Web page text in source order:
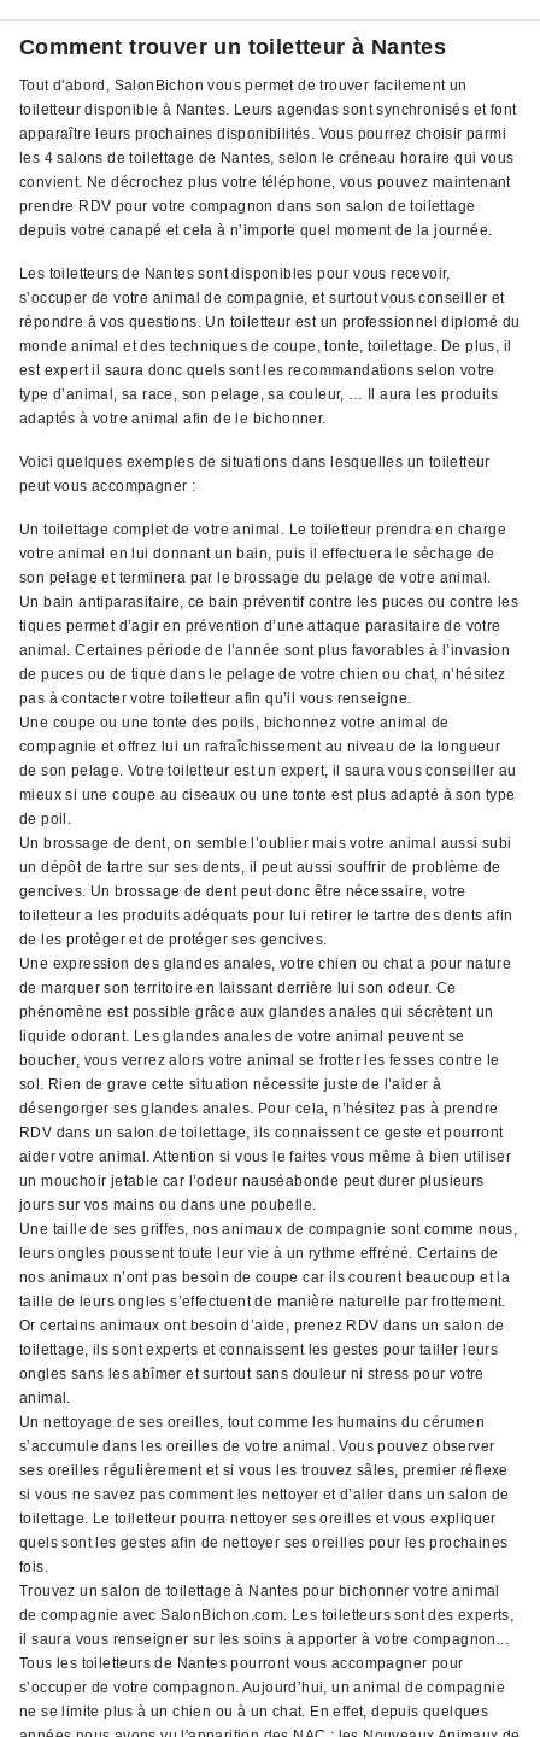
Comment trouver un toiletteur à Nantes
Tout d'abord, SalonBichon vous permet de trouver facilement un
toiletteur disponible à Nantes. Leurs agendas sont synchronisés et font
apparaître leurs prochaines disponibilités. Vous pourrez choisir parmi
les 4 salons de toilettage de Nantes, selon le créneau horaire qui vous
convient. Ne décrochez plus votre téléphone, vous pouvez maintenant
prendre RDV pour votre compagnon dans son salon de toilettage
depuis votre canapé et cela à n’importe quel moment de la journée.
Les toiletteurs de Nantes sont disponibles pour vous recevoir,
s’occuper de votre animal de compagnie, et surtout vous conseiller et
répondre à vos questions. Un toiletteur est un professionnel diplomé du
monde animal et des techniques de coupe, tonte, toilettage. De plus, il
est expert il saura donc quels sont les recommandations selon votre
type d’animal, sa race, son pelage, sa couleur, … Il aura les produits
adaptés à votre animal afin de le bichonner.
Voici quelques exemples de situations dans lesquelles un toiletteur
peut vous accompagner :
Un toilettage complet de votre animal. Le toiletteur prendra en charge
votre animal en lui donnant un bain, puis il effectuera le séchage de
son pelage et terminera par le brossage du pelage de votre animal.
Un bain antiparasitaire, ce bain préventif contre les puces ou contre les
tiques permet d’agir en prévention d’une attaque parasitaire de votre
animal. Certaines période de l’année sont plus favorables à l’invasion
de puces ou de tique dans le pelage de votre chien ou chat, n’hésitez
pas à contacter votre toiletteur afin qu’il vous renseigne.
Une coupe ou une tonte des poils, bichonnez votre animal de
compagnie et offrez lui un rafraîchissement au niveau de la longueur
de son pelage. Votre toiletteur est un expert, il saura vous conseiller au
mieux si une coupe au ciseaux ou une tonte est plus adapté à son type
de poil.
Un brossage de dent, on semble l’oublier mais votre animal aussi subi
un dépôt de tartre sur ses dents, il peut aussi souffrir de problème de
gencives. Un brossage de dent peut donc être nécessaire, votre
toiletteur a les produits adéquats pour lui retirer le tartre des dents afin
de les protéger et de protéger ses gencives.
Une expression des glandes anales, votre chien ou chat a pour nature
de marquer son territoire en laissant derrière lui son odeur. Ce
phénomène est possible grâce aux glandes anales qui sécrètent un
liquide odorant. Les glandes anales de votre animal peuvent se
boucher, vous verrez alors votre animal se frotter les fesses contre le
sol. Rien de grave cette situation nécessite juste de l’aider à
désengorger ses glandes anales. Pour cela, n’hésitez pas à prendre
RDV dans un salon de toilettage, ils connaissent ce geste et pourront
aider votre animal. Attention si vous le faites vous même à bien utiliser
un mouchoir jetable car l’odeur nauséabonde peut durer plusieurs
jours sur vos mains ou dans une poubelle.
Une taille de ses griffes, nos animaux de compagnie sont comme nous,
leurs ongles poussent toute leur vie à un rythme effréné. Certains de
nos animaux n’ont pas besoin de coupe car ils courent beaucoup et la
taille de leurs ongles s’effectuent de manière naturelle par frottement.
Or certains animaux ont besoin d’aide, prenez RDV dans un salon de
toilettage, ils sont experts et connaissent les gestes pour tailler leurs
ongles sans les abîmer et surtout sans douleur ni stress pour votre
animal.
Un nettoyage de ses oreilles, tout comme les humains du cérumen
s’accumule dans les oreilles de votre animal. Vous pouvez observer
ses oreilles régulièrement et si vous les trouvez sâles, premier réflexe
si vous ne savez pas comment les nettoyer et d’aller dans un salon de
toilettage. Le toiletteur pourra nettoyer ses oreilles et vous expliquer
quels sont les gestes afin de nettoyer ses oreilles pour les prochaines
fois.
Trouvez un salon de toilettage à Nantes pour bichonner votre animal
de compagnie avec SalonBichon.com. Les toiletteurs sont des experts,
il saura vous renseigner sur les soins à apporter à votre compagnon...
Tous les toiletteurs de Nantes pourront vous accompagner pour
s’occuper de votre compagnon. Aujourd’hui, un animal de compagnie
ne se limite plus à un chien ou à un chat. En effet, depuis quelques